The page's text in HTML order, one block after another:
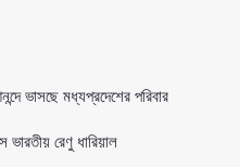
ভাসছে মধ্যপ্রদেশের পরিবার
ভারতীয় রেণু ধারিয়াল